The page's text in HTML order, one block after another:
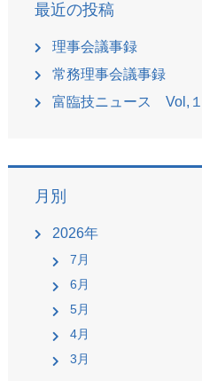
最近の投稿
理事会議事録
常務理事会議事録
富臨技ニュース Vol,１
月別
2026年
7月
6月
5月
4月
3月